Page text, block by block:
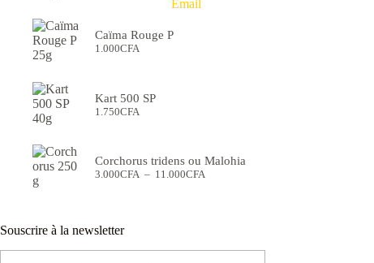
Caïma Rouge P
1.000CFA
Kart 500 SP
1.750CFA
Corchorus tridens ou Malohia
3.000CFA – 11.000CFA
Souscrire à la newsletter